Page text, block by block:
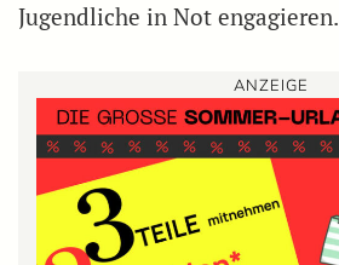
Jugendliche in Not engagieren.
ANZEIGE